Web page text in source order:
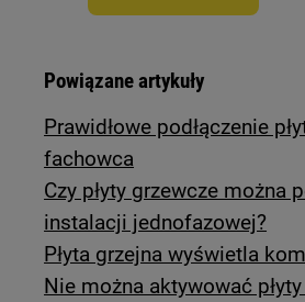
Powiązane artykuły
Prawidłowe podłączenie
fachowca
Czy płyty grzewcze można
instalacji jednofazowej?
Płyta grzejna wyświetla
Nie można aktywować